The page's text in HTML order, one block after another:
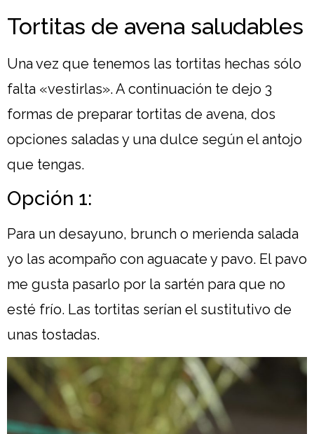
Tortitas de avena saludables
Una vez que tenemos las tortitas hechas sólo
falta «vestirlas». A continuación te dejo 3
formas de preparar tortitas de avena, dos
opciones saladas y una dulce según el antojo
que tengas.
Opción 1:
Para un desayuno, brunch o merienda salada
yo las acompaño con aguacate y pavo. El pavo
me gusta pasarlo por la sartén para que no
esté frío. Las tortitas serían el sustitutivo de
unas tostadas.